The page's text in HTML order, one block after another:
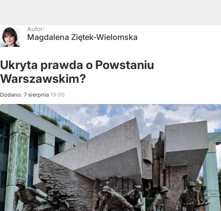
Autor:
Magdalena Ziętek-Wielomska
Ukryta prawda o Powstaniu
Warszawskim?
Dodano: 7 sierpnia 19:00